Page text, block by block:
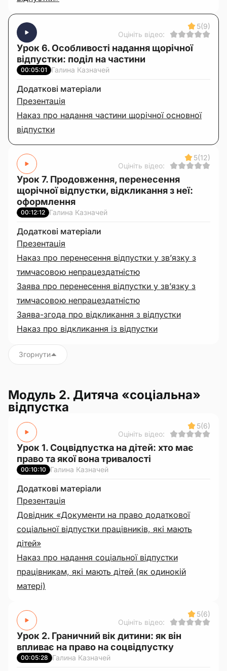
5(9)
Оцініть відео:
Урок 6. Особливості надання щорічної
відпустки: поділ на частини
00:05:01 Галина Казначей
Додаткові матеріали
Презентація
Наказ про надання частини щорічної основної
відпустки
5(12)
Оцініть відео:
Урок 7. Продовження, перенесення
щорічної відпустки, відкликання з неї:
оформлення
00:12:12 Галина Казначей
Додаткові матеріали
Презентація
Наказ про перенесення відпустки у зв’язку з
тимчасовою непрацездатністю
Заява про перенесення відпустки у зв’язку з
тимчасовою непрацездатністю
Заява-згода про відкликання з відпустки
Наказ про відкликання із відпустки
Згорнути
Модуль 2. Дитяча «соціальна»
відпустка
5(6)
Оцініть відео:
Урок 1. Соцвідпустка на дітей: хто має
право та якої вона тривалості
00:10:10 Галина Казначей
Додаткові матеріали
Презентація
Довідник «Документи на право додаткової
соціальної відпустки працівників, які мають
дітей»
Наказ про надання соціальної відпустки
працівникам, які мають дітей (як одинокій
матері)
5(6)
Оцініть відео:
Урок 2. Граничний вік дитини: як він
впливає на право на соцвідпустку
00:05:28 Галина Казначей